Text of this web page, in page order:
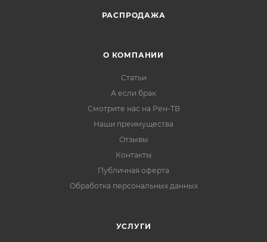
РАСПРОДАЖА
О КОМПАНИИ
Статьи
А если брак
Смотрите нас на Рен-ТВ
Наши преимущества
Отзывы
Контакты
Публичная оферта
Обработка персональных данных
УСЛУГИ